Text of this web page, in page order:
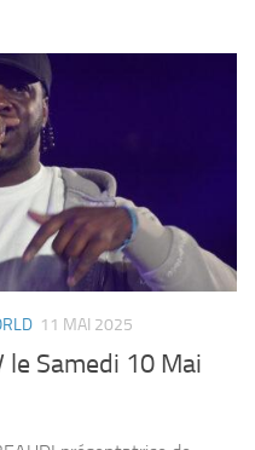
11 MAI 2025
le Samedi 10 Mai